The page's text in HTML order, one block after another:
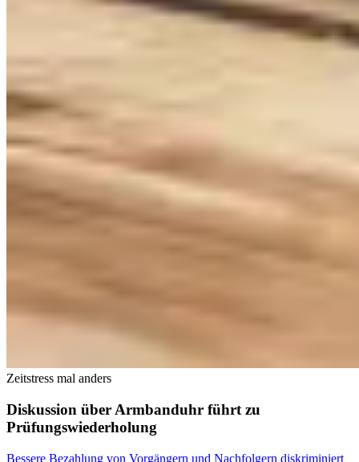
Zeitstress mal anders
Diskussion über Armbanduhr führt zu
Prüfungswiederholung
Bessere Bezahlung von Vorgängern und Nachfolgern diskriminiert